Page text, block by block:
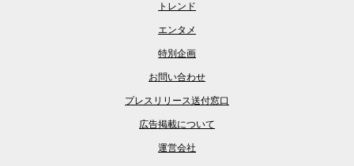
トレンド
エンタメ
特別企画
お問い合わせ
プレスリリース送付窓口
広告掲載について
運営会社